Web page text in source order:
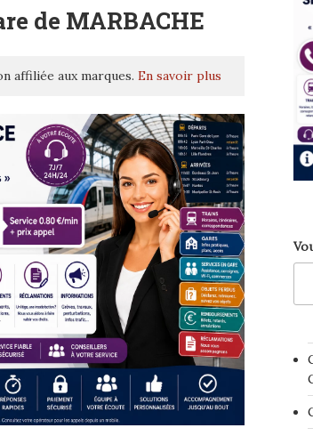
de MARBACHE
affiliée aux marques. En savoir plus